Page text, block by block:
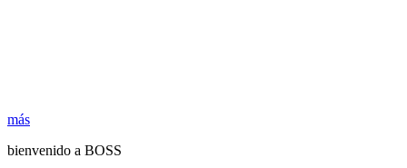
más
bienvenido a BOSS